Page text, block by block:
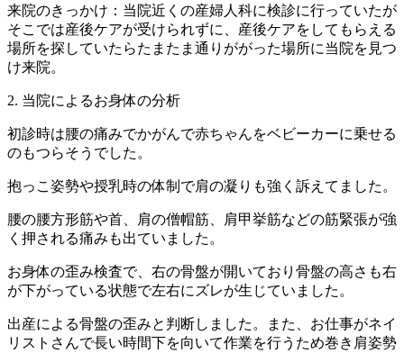
来院のきっかけ：当院近くの産婦人科に検診に行っていたが
そこでは産後ケアが受けられずに、産後ケアをしてもらえる
場所を探していたらたまたま通りががった場所に当院を見つ
け来院。
2. 当院によるお身体の分析
初診時は腰の痛みでかがんで赤ちゃんをベビーカーに乗せる
のもつらそうでした。
抱っこ姿勢や授乳時の体制で肩の凝りも強く訴えてました。
腰の腰方形筋や首、肩の僧帽筋、肩甲挙筋などの筋緊張が強
く押される痛みも出ていました。
お身体の歪み検査で、右の骨盤が開いており骨盤の高さも右
が下がっている状態で左右にズレが生じていました。
出産による骨盤の歪みと判断しました。また、お仕事がネイ
リストさんで長い時間下を向いて作業を行うため巻き肩姿勢